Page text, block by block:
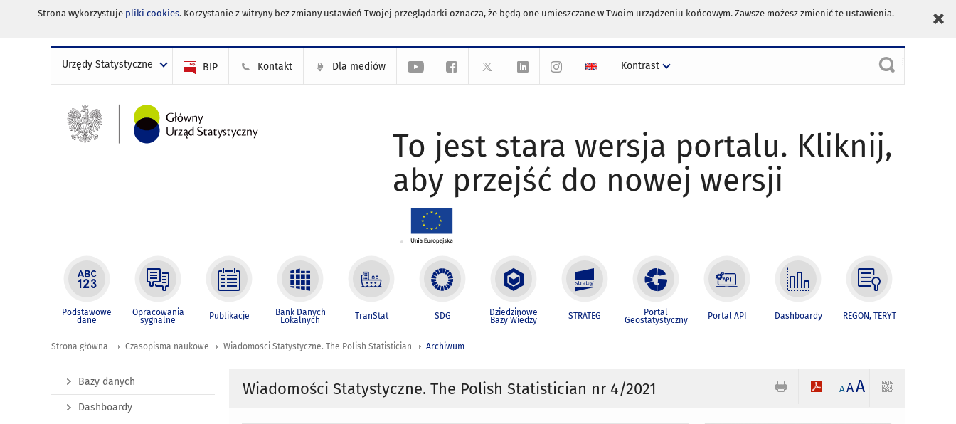
Strona wykorzystuje pliki cookies. Korzystanie z witryny bez zmiany ustawień Twojej przeglądarki oznacza, że będą one umieszczane w Twoim urządzeniu końcowym. Zawsze możesz zmienić te ustawienia.
Urzędy Statystyczne BIP Kontakt Dla mediów Kontrast
To jest stara wersja portalu. Kliknij,
aby przejść do nowej wersji
Podstawowe
dane
Opracowania
sygnalne Publikacje Bank Danych
Lokalnych TranStat SDG Dziedzinowe
Bazy Wiedzy STRATEG Portal
Geostatystyczny Portal API Dashboardy REGON, TERYT
Strona główna Czasopisma naukowe Wiadomości Statystyczne. The Polish Statistician Archiwum
Wiadomości Statystyczne. The Polish Statistician nr 4/2021 A AA
Bazy danych
Dashboardy